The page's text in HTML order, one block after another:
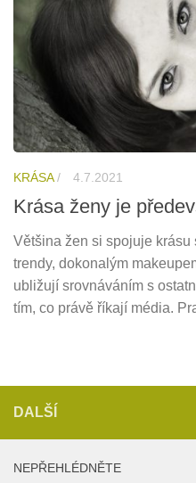
KRÁSA/ 4.7.2021
Krása ženy je
Většina žen si spojuje krásu
trendy, dokonalým
ubližují srovnáváním s
tím, co právě říkají média.
DALŠÍ
NEPŘEHLÉDNĚTE